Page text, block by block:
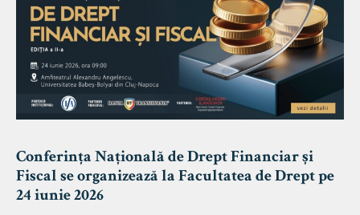
Conferința Națională de Drept Financiar și
Fiscal se organizează la Facultatea de Drept pe
24 iunie 2026